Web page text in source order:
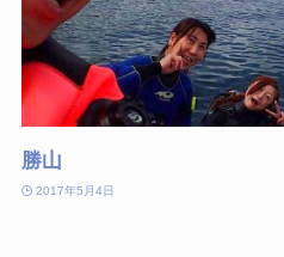
勝山
2017年5月4日